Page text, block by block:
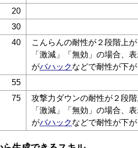
20
30
40
こんらんの耐性が２段階上が
「激減」「無効」の場合、
がバハックなどで耐性が下が
55
75
攻撃力ダウンの耐性が２段階
「激減」「無効」の場合、
がバハックなどで耐性が下が